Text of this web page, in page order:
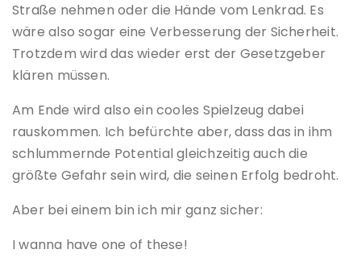
Straße nehmen oder die Hände vom Lenkrad. Es
wäre also sogar eine Verbesserung der Sicherheit.
Trotzdem wird das wieder erst der Gesetzgeber
klären müssen.
Am Ende wird also ein cooles Spielzeug dabei
rauskommen. Ich befürchte aber, dass das in ihm
schlummernde Potential gleichzeitig auch die
größte Gefahr sein wird, die seinen Erfolg bedroht.
Aber bei einem bin ich mir ganz sicher:
I wanna have one of these!